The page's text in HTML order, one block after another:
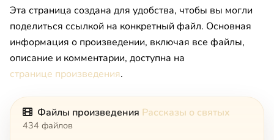
Эта страница создана для удобства, чтобы вы могли
поделиться ссылкой на конкретный файл. Основная
информация о произведении, включая все файлы,
описание и комментарии, доступна на
странице произведения.
Файлы произведения Рассказы о святых
434 файлов